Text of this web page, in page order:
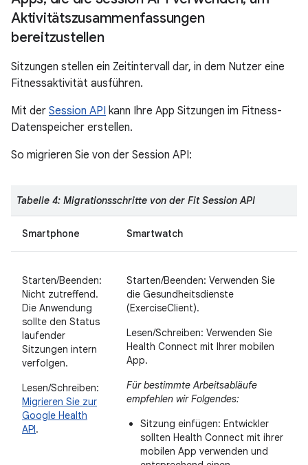
Aktivitätszusammenfassungen
bereitzustellen
Sitzungen stellen ein Zeitintervall dar, in dem Nutzer eine
Fitnessaktivität ausführen.
Mit der Session API kann Ihre App Sitzungen im Fitness-
Datenspeicher erstellen.
So migrieren Sie von der Session API:
Tabelle 4: Migrationsschritte von der Fit Session API
Smartphone Smartwatch
Starten/Beenden:
Nicht zutreffend.
Die Anwendung
sollte den Status
laufender
Sitzungen intern
verfolgen.
Lesen/Schreiben:
Migrieren Sie zur
Google Health
API.
Starten/Beenden: Verwenden Sie
die Gesundheitsdienste
(ExerciseClient).
Lesen/Schreiben: Verwenden Sie
Health Connect mit Ihrer mobilen
App.
Für bestimmte Arbeitsabläufe
empfehlen wir Folgendes:
Sitzung einfügen: Entwickler
sollten Health Connect mit ihrer
mobilen App verwenden und